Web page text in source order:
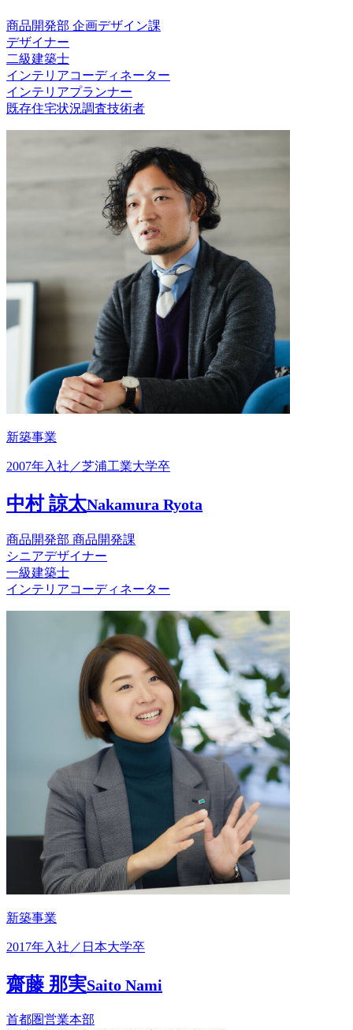
商品開発部 企画デザイン課
デザイナー
二級建築士
インテリアコーディネーター
インテリアプランナー
既存住宅状況調査技術者
新築事業
2007年入社／芝浦工業大学卒
中村 諒太Nakamura Ryota
商品開発部 商品開発課
シニアデザイナー
一級建築士
インテリアコーディネーター
新築事業
2017年入社／日本大学卒
齋藤 那実Saito Nami
首都圏営業本部